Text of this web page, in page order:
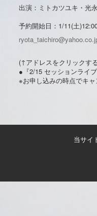
出演：ミトカツユキ・光
予約開始日：1/11(土
(↑アドレスをクリックす
●『2/15 セッションライ
※お申し込みの時点でキ
当サイ